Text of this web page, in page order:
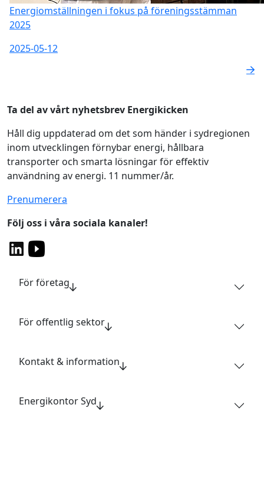
Energiomställningen i fokus på föreningsstämman
2025
2025-05-12
Ta del av vårt nyhetsbrev Energikicken
Håll dig uppdaterad om det som händer i sydregionen
inom utvecklingen förnybar energi, hållbara
transporter och smarta lösningar för effektiv
användning av energi. 11 nummer/år.
Prenumerera
Följ oss i våra sociala kanaler!
För företag
För offentlig sektor
Kontakt & information
Energikontor Syd